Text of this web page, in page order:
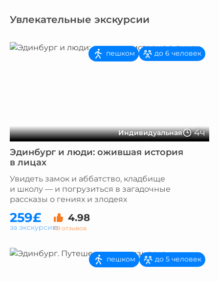
Увлекательные экскурсии
Индивидуальная 4ч
пешком до 6 человек
Эдинбург и люди: ожившая история
в лицах
Увидеть замок и аббатство, кладбище
и школу — и погрузиться в загадочные
рассказы о гениях и злодеях
259£ 4.98
119 отзывов
за экскурсию
пешком до 5 человек